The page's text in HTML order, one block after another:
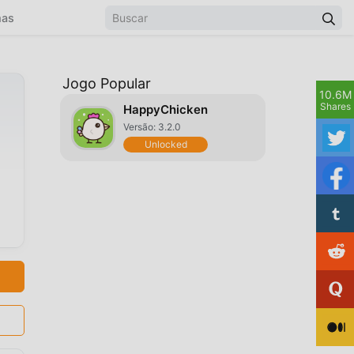
Jogo Popular
HappyChicken
Versão: 3.2.0
Unlocked
10.6M
Shares